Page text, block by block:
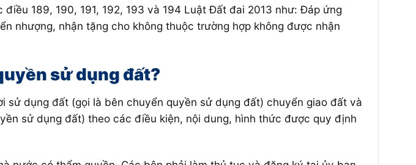
189, 190, 191, 192, 193 và 194 Luật Đất đai 2013 như: Đáp ứng
nhượng, nhận tặng cho không thuộc trường hợp không được nhận
sử dụng đất?
dụng đất (gọi là bên chuyển quyền sử dụng đất) chuyển giao đất và
sử dụng đất) theo các điều kiện, nội dung, hình thức được quy định